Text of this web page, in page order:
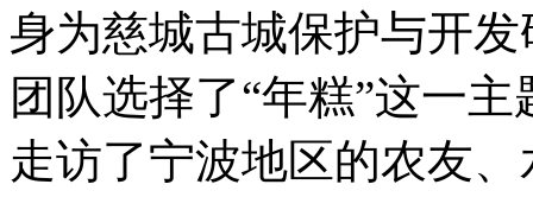
身为慈城古城保护与开
团队选择了“年糕”这一
走访了宁波地区的农友